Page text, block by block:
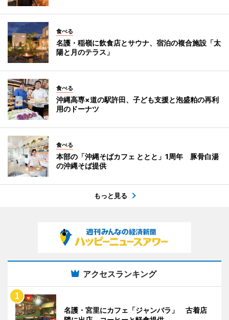
食べる
名護・稲嶺に飲食店とサウナ、宿泊の複合施設「太
陽と月のテラス」
食べる
沖縄高専×道の駅許田、子ども支援と泡盛粕の再利
用のドーナツ
食べる
本部の「沖縄そばカフェ ととと」1周年 豚骨白湯
の沖縄そば提供
もっと見る
アクセスランキング
名護・宮里にカフェ「ジャンバラ」 古着店